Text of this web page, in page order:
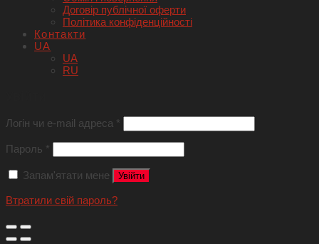
Договір публічної оферти
Політика конфіденційності
Контакти
UA
UA
RU
Логін чи e-mail адреса *
Пароль *
Запам'ятати мене Увійти
Втратили свій пароль?